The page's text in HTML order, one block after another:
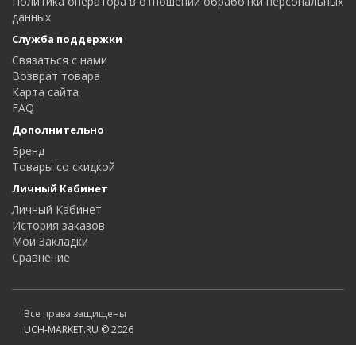
данных
Служба поддержки
Связаться с нами
Возврат товара
Карта сайта
FAQ
Дополнительно
Бренд
Товары со скидкой
Личный Кабинет
Личный Кабинет
История заказов
Мои Закладки
Сравнение
Все права защищены
UCH-MARKET.RU © 2026